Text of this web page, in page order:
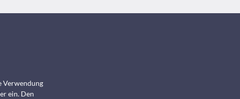
Verwendung
ein. Den